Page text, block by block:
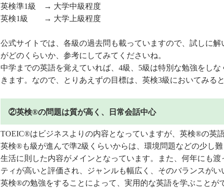
英検準1級 → 大学中級程度
英検1級 → 大学上級程度
公式サイトでは、各級の過去問も載っていますので、試しに
がどのくらいか、参考にしてみてくださいね。
中学までの英語を覚えていれば、4級、5級は特別な勉強をし
きます。なので、とりあえずの目標は、英検3級においてみる
②英検®の問題は質が高く、日常会話中心
TOEIC®はビジネスよりの内容となっていますが、英検®の英
英検®も級が進んで準2級くらいからは、環境問題などの少し
生活に則した内容がメインとなっています。また、何年にも渡
ティが高いと評価され、ジャンルも幅広く、そのバランスがい
英検®の勉強をすることによって、実用的な英語を学ぶことが